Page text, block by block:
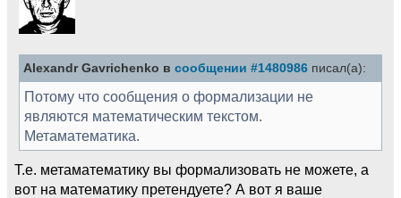
Alexandr Gavrichenko в сообщении #1480986 писал(а):
Потому что сообщения о формализации не
являются математическим текстом.
Метаматематика.
Т.е. метаматематику вы формализовать не можете, а
вот на математику претендуете? А вот я ваше